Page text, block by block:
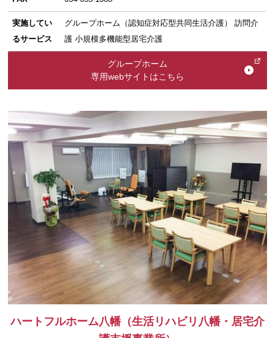
実施してい
るサービス
グループホーム（認知症対応型共同生活介護） 訪問介
護 小規模多機能型居宅介護
グループホーム
専用webサイトはこちら
ハートフルホーム八幡（生活リハビリ八幡・居宅介